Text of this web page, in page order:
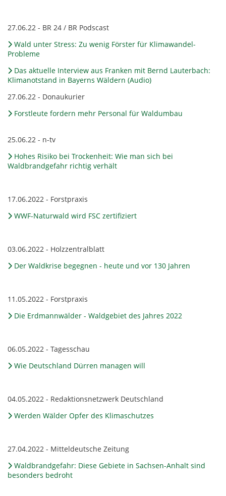
27.06.22 - BR 24 / BR Podscast
Wald unter Stress: Zu wenig Förster für Klimawandel-
Probleme
Das aktuelle Interview aus Franken mit Bernd Lauterbach:
Klimanotstand in Bayerns Wäldern (Audio)
27.06.22 - Donaukurier
Forstleute fordern mehr Personal für Waldumbau
25.06.22 - n-tv
Hohes Risiko bei Trockenheit: Wie man sich bei
Waldbrandgefahr richtig verhält
17.06.2022 - Forstpraxis
WWF-Naturwald wird FSC zertifiziert
03.06.2022 - Holzzentralblatt
Der Waldkrise begegnen - heute und vor 130 Jahren
11.05.2022 - Forstpraxis
Die Erdmannwälder - Waldgebiet des Jahres 2022
06.05.2022 - Tagesschau
Wie Deutschland Dürren managen will
04.05.2022 - Redaktionsnetzwerk Deutschland
Werden Wälder Opfer des Klimaschutzes
27.04.2022 - Mitteldeutsche Zeitung
Waldbrandgefahr: Diese Gebiete in Sachsen-Anhalt sind
besonders bedroht